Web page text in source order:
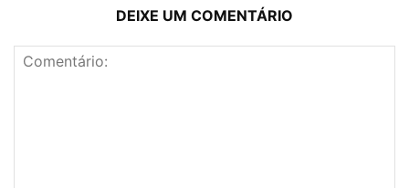
DEIXE UM COMENTÁRIO